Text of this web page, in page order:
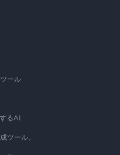
ール
るAI
ツール。